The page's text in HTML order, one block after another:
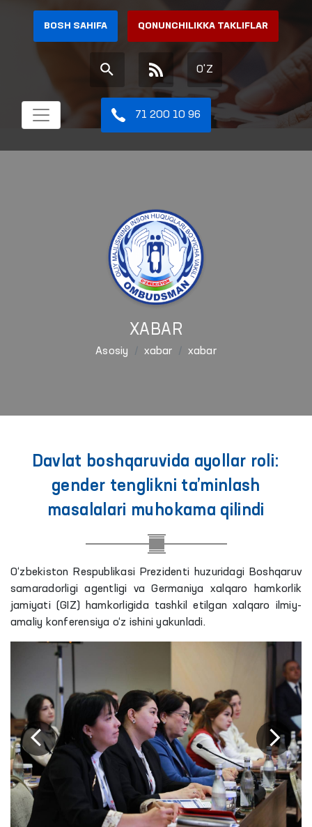
BOSH SAHIFA QONUNCHILIKKA TAKLIFLAR
O'Z
71 200 10 96
XABAR
Asosiy xabar xabar
Davlat boshqaruvida ayollar roli:
gender tenglikni ta’minlash
masalalari muhokama qilindi
O‘zbekiston Respublikasi Prezidenti huzuridagi Boshqaruv
samaradorligi agentligi va Germaniya xalqaro hamkorlik
jamiyati (GIZ) hamkorligida tashkil etilgan xalqaro ilmiy-
amaliy konferensiya o‘z ishini yakunladi.